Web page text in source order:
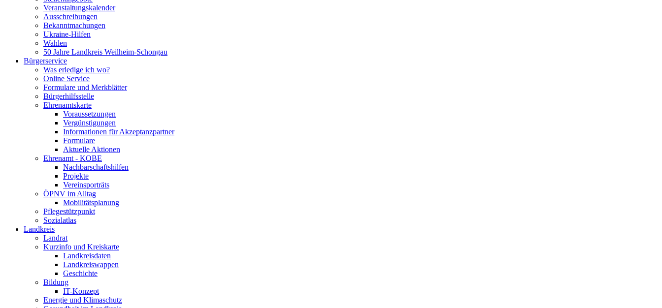
Veranstaltungskalender
Ausschreibungen
Bekanntmachungen
Ukraine-Hilfen
Wahlen
50 Jahre Landkreis Weilheim-Schongau
Bürgerservice
Was erledige ich wo?
Online Service
Formulare und Merkblätter
Bürgerhilfsstelle
Ehrenamtskarte
Voraussetzungen
Vergünstigungen
Informationen für Akzeptanzpartner
Formulare
Aktuelle Aktionen
Ehrenamt - KOBE
Nachbarschaftshilfen
Projekte
Vereinsporträts
ÖPNV im Alltag
Mobilitätsplanung
Pflegestützpunkt
Sozialatlas
Landkreis
Landrat
Kurzinfo und Kreiskarte
Landkreisdaten
Landkreiswappen
Geschichte
Bildung
IT-Konzept
Energie und Klimaschutz